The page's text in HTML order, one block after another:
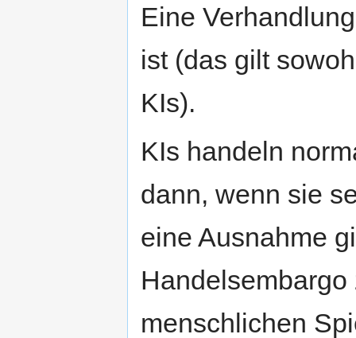
Eine
ist (das gilt
KIs).
KIs handeln
dann, wenn sie
eine Ausnahme
menschlichen